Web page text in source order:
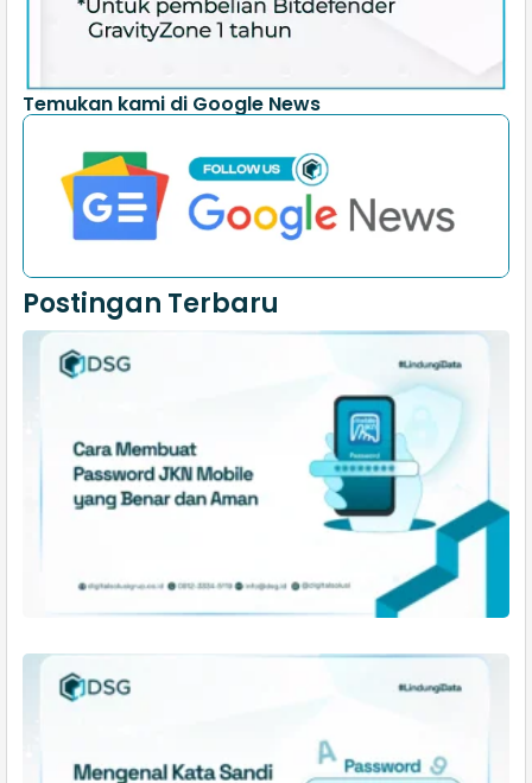
Temukan kami di Google News
Postingan Terbaru